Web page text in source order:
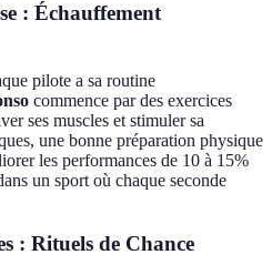
: Échauffement
pilote a sa routine
commence par des exercices
ses muscles et stimuler sa
une bonne préparation physique
les performances de 10 à 15%
un sport où chaque seconde
: Rituels de Chance